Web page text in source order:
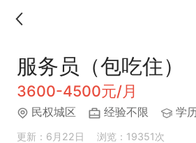
服务员（包吃住）
3600-4500元/月
民权城区 经验不限 学
更新：6月22日 浏览：19351次